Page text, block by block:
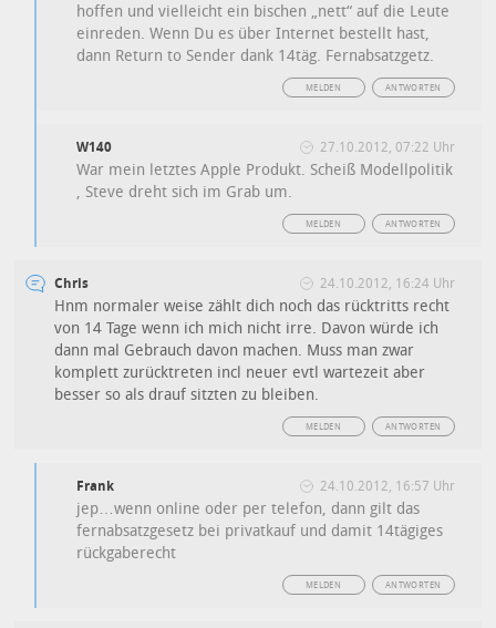
hoffen und vielleicht ein bischen „nett“ auf die Leute
einreden. Wenn Du es über Internet bestellt hast,
dann Return to Sender dank 14täg. Fernabsatzgetz.
ANTWORTEN
MELDEN
W140 27.10.2012, 07:22 Uhr
War mein letztes Apple Produkt. Scheiß Modellpolitik
, Steve dreht sich im Grab um.
ANTWORTEN
MELDEN
Chris 24.10.2012, 16:24 Uhr
Hnm normaler weise zählt dich noch das rücktritts recht
von 14 Tage wenn ich mich nicht irre. Davon würde ich
dann mal Gebrauch davon machen. Muss man zwar
komplett zurücktreten incl neuer evtl wartezeit aber
besser so als drauf sitzten zu bleiben.
ANTWORTEN
MELDEN
Frank 24.10.2012, 16:57 Uhr
jep…wenn online oder per telefon, dann gilt das
fernabsatzgesetz bei privatkauf und damit 14tägiges
rückgaberecht
ANTWORTEN
MELDEN